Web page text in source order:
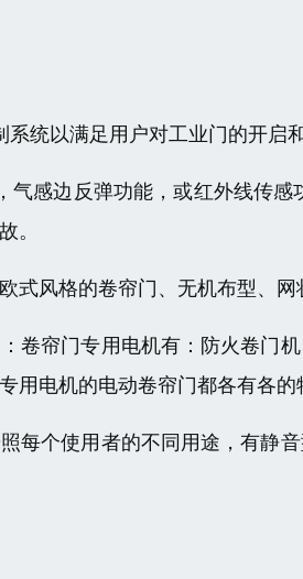
统以满足用户对工业门的开启和
气感边反弹功能，或红外线传
。
式风格的卷帘门、无机布型、网
卷帘门专用电机有：防火卷门
用电机的电动卷帘门都各有各的
每个使用者的不同用途，有静